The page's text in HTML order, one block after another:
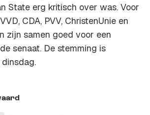
State erg kritisch over was. Voor
CDA, PVV, ChristenUnie en
zijn samen goed voor een
senaat. De stemming is